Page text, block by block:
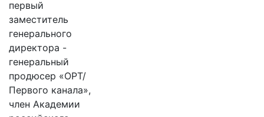
первый
заместитель
генерального
директора -
генеральный
продюсер «ОРТ/
Первого канала»,
член Академии